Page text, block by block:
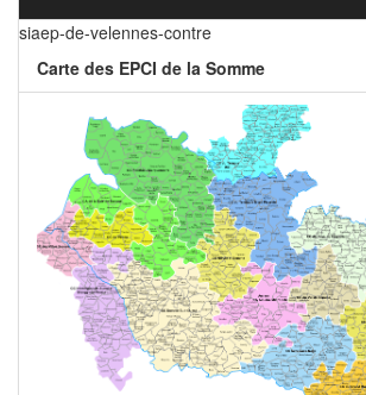
siaep-de-velennes-contre
Carte des EPCI de la Somme